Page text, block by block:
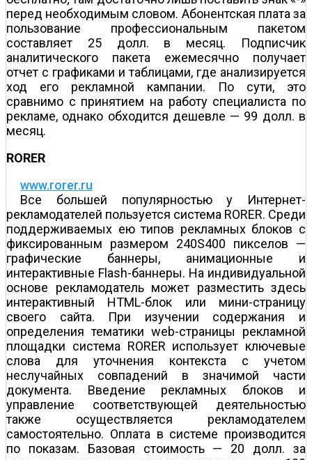
перед необходимым словом. Абонентская плата за
пользование профессиональным пакетом
составляет 25 долл. в месяц. Подписчик
аналитического пакета ежемесячно получает
отчет с графиками и таблицами, где анализируется
ход его рекламной кампании. По сути, это
сравнимо с принятием на работу специалиста по
рекламе, однако обходится дешевле — 99 долл. в
месяц.
RORER
www.rorer.ru
Все большей популярностью у Интернет-
рекламодателей пользуется система RORER. Среди
поддерживаемых ею типов рекламных блоков с
фиксированным размером 240Ѕ400 пикселов —
графические баннеры, анимационные и
интерактивные Flash-баннеры. На индивидуальной
основе рекламодатель может разместить здесь
интерактивный HTML-блок или мини-страницу
своего сайта. При изучении содержания и
определения тематики web-страницы рекламной
площадки система RORER использует ключевые
слова для уточнения контекста с учетом
неслучайных совпадений в значимой части
документа. Введение рекламных блоков и
управление соответствующей деятельностью
также осуществляется рекламодателем
самостоятельно. Оплата в системе производится
по показам. Базовая стоимость — 20 долл. за